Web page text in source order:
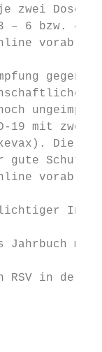
zwei Dosen
– 6 bzw. 4 –
vorab am
gegen
19 mit zwei
Die
gute
vorab am
Jahrbuch
RSV in der